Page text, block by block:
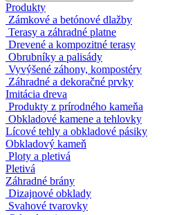
Produkty
Zámkové a betónové dlažby
Terasy a záhradné platne
Drevené a kompozitné terasy
Obrubníky a palisády
Vyvýšené záhony, kompostéry
Záhradné a dekoračné prvky
Imitácia dreva
Produkty z prírodného kameňa
Obkladové kamene a tehlovky
Lícové tehly a obkladové pásiky
Obkladový kameň
Ploty a pletivá
Pletivá
Záhradné brány
Dizajnové obklady
Svahové tvarovky